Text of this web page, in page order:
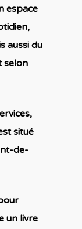
espace
aussi du
selon
situé
de-
un livre